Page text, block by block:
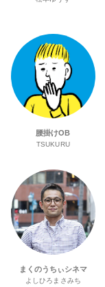
腰掛けOB
TSUKURU
まくのうちぃシネマ
よしひろまさみち